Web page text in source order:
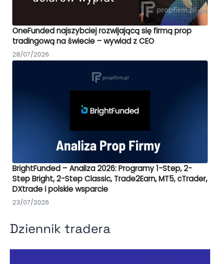
OneFunded najszybciej rozwijającą się firmą prop
tradingową na świecie – wywiad z CEO
28/07/2026
BrightFunded – Analiza 2026: Programy 1-Step, 2-
Step Bright, 2-Step Classic, Trade2Earn, MT5, cTrader,
DXtrade i polskie wsparcie
23/07/2026
Dziennik tradera